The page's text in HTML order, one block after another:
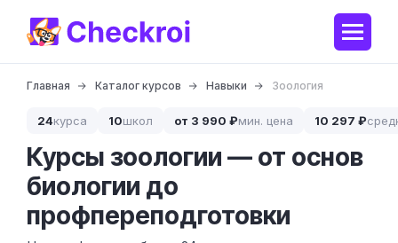
Главная Каталог курсов Навыки Зоология
24курса 10школ от 3 990 ₽мин. цена 10 297 ₽
Курсы зоологии — от основ
биологии до
профпереподготовки